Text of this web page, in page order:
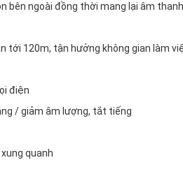
bên ngoài đồng thời mang lại âm thanh
tới 120m, tận hưởng không gian làm
điện
/ giảm âm lượng, tắt tiếng
quanh